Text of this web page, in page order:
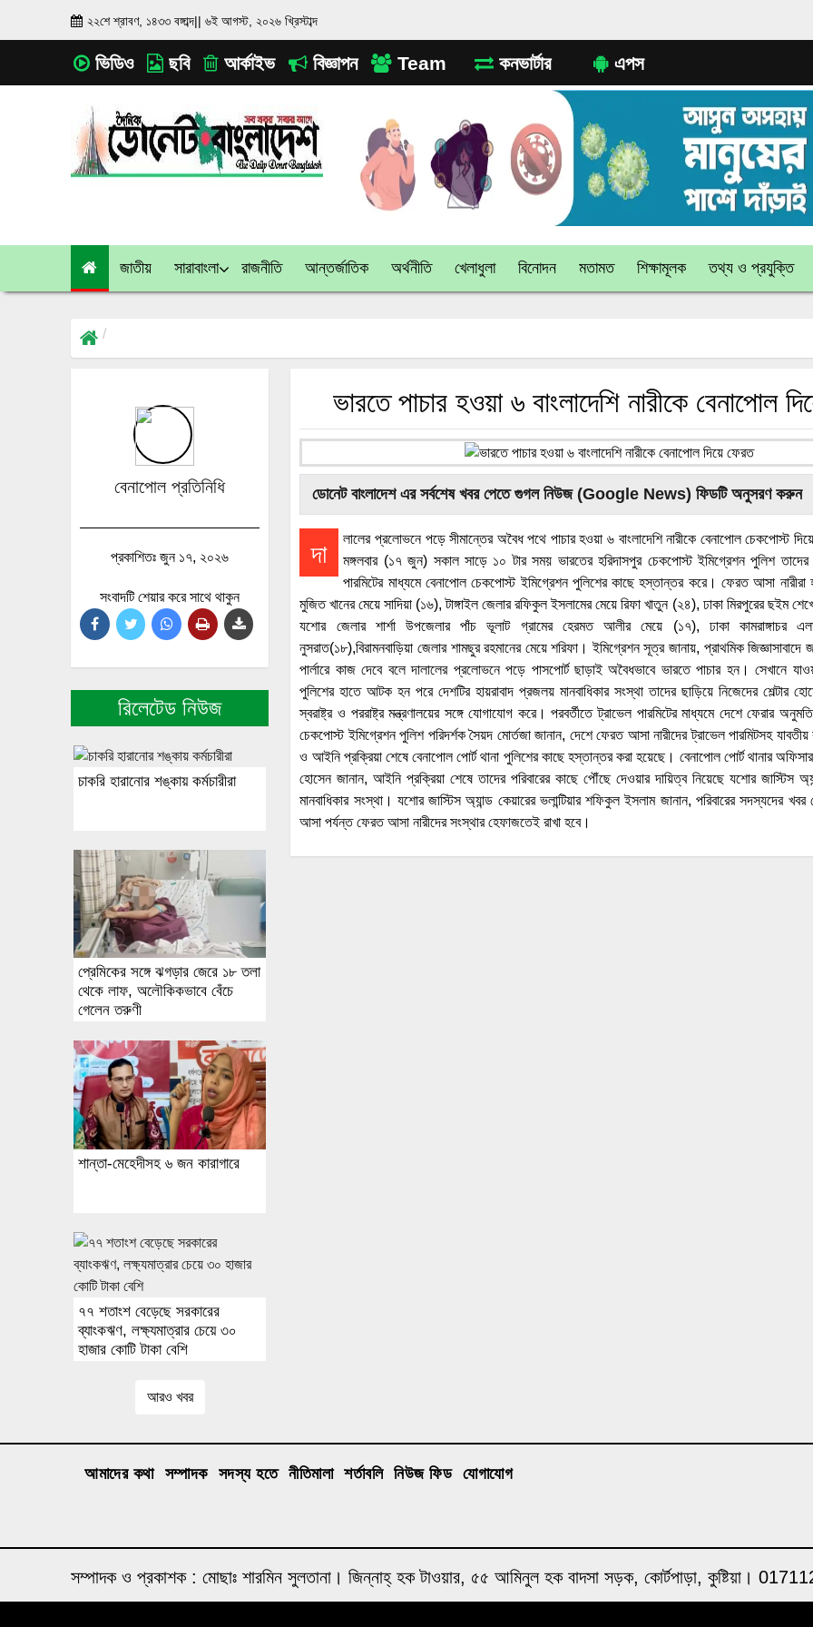
২২শে শ্রাবণ, ১৪৩৩ বঙ্গাব্দ|| ৬ই আগস্ট, ২০২৬ খ্রিস্টাব্দ
ভিডিও ছবি আর্কাইভ বিজ্ঞাপন Team কনভার্টার এপস
জাতীয় সারাবাংলা রাজনীতি আন্তর্জাতিক অর্থনীতি খেলাধুলা বিনোদন মতামত শিক্ষামূলক তথ্য ও প্রযুক্তি
বেনাপোল প্রতিনিধি
প্রকাশিতঃ জুন ১৭, ২০২৬
সংবাদটি শেয়ার করে সাথে থাকুন
রিলেটেড নিউজ
চাকরি হারানোর শঙ্কায় কর্মচারীরা
প্রেমিকের সঙ্গে ঝগড়ার জেরে ১৮ তলা
থেকে লাফ, অলৌকিকভাবে বেঁচে
গেলেন তরুণী
শান্তা-মেহেদীসহ ৬ জন কারাগারে
৭৭ শতাংশ বেড়েছে সরকারের
ব্যাংকঋণ, লক্ষ্যমাত্রার চেয়ে ৩০
হাজার কোটি টাকা বেশি
আরও খবর
ভারতে পাচার হওয়া ৬ বাংলাদেশি নারীকে বেনাপোল
ডোনেট বাংলাদেশ এর সর্বশেষ খবর পেতে গুগল নিউজ (Google News) ফিডটি অনুসরণ করুন
দা
লালের প্রলোভনে পড়ে সীমান্তের অবৈধ পথে পাচার হওয়া ৬ বাংলাদেশি নারীকে বেনাপোল চেকপোস্ট
মঙ্গলবার (১৭ জুন) সকাল সাড়ে ১০ টার সময় ভারতের হরিদাসপুর চেকপোস্ট ইমিগ্রেশন পুলিশ তাদের
পারমিটের মাধ্যমে বেনাপোল চেকপোস্ট ইমিগ্রেশন পুলিশের কাছে হস্তান্তর করে। ফেরত আসা
মুজিত খানের মেয়ে সাদিয়া (১৬), টাঙ্গাইল জেলার রফিকুল ইসলামের মেয়ে রিফা খাতুন (২৪), ঢাকা মিরপুরের ছইম
যশোর জেলার শার্শা উপজেলার পাঁচ ভূলাট গ্রামের হেরমত আলীর মেয়ে (১৭), ঢাকা কামরাঙ্গাচর
নুসরাত(১৮),বিরামনবাড়িয়া জেলার শামছুর রহমানের মেয়ে শরিফা। ইমিগ্রেশন সূত্র জানায়, প্রাথমিক জিজ্ঞাসাবাদে
পার্লারে কাজ দেবে বলে দালালের প্রলোভনে পড়ে পাসপোর্ট ছাড়াই অবৈধভাবে ভারতে পাচার হন। সেখানে
পুলিশের হাতে আটক হন পরে দেশটির হায়রাবাদ প্রজলয় মানবাধিকার সংস্থা তাদের ছাড়িয়ে নিজেদের শেল্টার
স্বরাষ্ট্র ও পররাষ্ট্র মন্ত্রণালয়ের সঙ্গে যোগাযোগ করে। পরবর্তীতে ট্রাভেল পারমিটের মাধ্যমে দেশে ফেরার
চেকপোস্ট ইমিগ্রেশন পুলিশ পরিদর্শক সৈয়দ মোর্তজা জানান, দেশে ফেরত আসা নারীদের ট্রাভেল পারমিটসহ
ও আইনি প্রক্রিয়া শেষে বেনাপোল পোর্ট থানা পুলিশের কাছে হস্তান্তর করা হয়েছে। বেনাপোল পোর্ট থানার
হোসেন জানান, আইনি প্রক্রিয়া শেষে তাদের পরিবারের কাছে পৌঁছে দেওয়ার দায়িত্ব নিয়েছে যশোর জাস্টিস
মানবাধিকার সংস্থা। যশোর জাস্টিস অ্যান্ড কেয়ারের ভলান্টিয়ার শফিকুল ইসলাম জানান, পরিবারের সদস্যদের
আসা পর্যন্ত ফেরত আসা নারীদের সংস্থার হেফাজতেই রাখা হবে।
আমাদের কথা সম্পাদক সদস্য হতে নীতিমালা শর্তাবলি নিউজ ফিড যোগাযোগ
সম্পাদক ও প্রকাশক : মোছাঃ শারমিন সুলতানা। জিন্নাহ্ হক টাওয়ার, ৫৫ আমিনুল হক বাদসা সড়ক, কোর্টপাড়া, কুষ্টিয়া।